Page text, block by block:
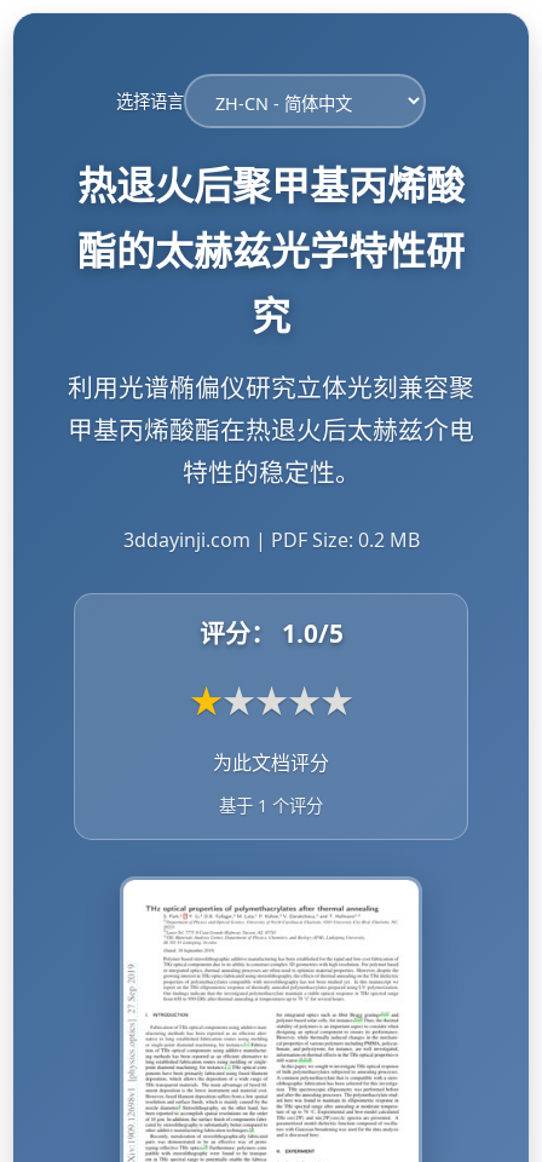
选择语言
热退火后聚甲基丙烯酸
酯的太赫兹光学特性研
究
利用光谱椭偏仪研究立体光刻兼容聚
甲基丙烯酸酯在热退火后太赫兹介电
特性的稳定性。
3ddayinji.com | PDF Size: 0.2 MB
评分： 1.0/5
★★★★★
为此文档评分
基于 1 个评分